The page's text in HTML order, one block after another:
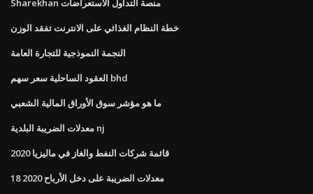
Sharekhan منصة التداول الاستعراضات
خطة النظام الغذائي على الانترنت تفقد الوزن
النجمة النموذجية للتجارة العامة
العقود الساحلية سعر سهم bhd
ما هو مؤشر سوق الأوراق المالية الشعبي
معدلات الضريبة البلدية nj
قائمة شركات النفط والغاز في ماليزيا 2020
معدلات الضريبة على دخل الأرباح 2020 18